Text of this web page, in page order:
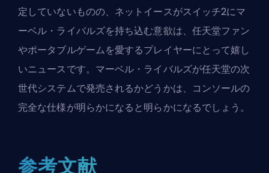
定していないものの、ネットイースがスイッチ2にマ
ーベル・ライバルズを持ち込む意欲は、任天堂ファン
やポータブルゲームを愛するプレイヤーにとって嬉し
いニュースです。マーベル・ライバルズが任天堂の次
世代システムで発売されるかどうかは、コンソールの
完全な仕様が明らかになると明らかになるでしょう。
参考文献